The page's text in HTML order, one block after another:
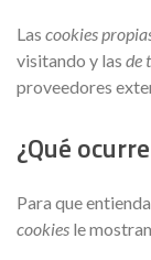
Las cookies
visitando y las de
proveedores
¿Qué
Para que
cookies le